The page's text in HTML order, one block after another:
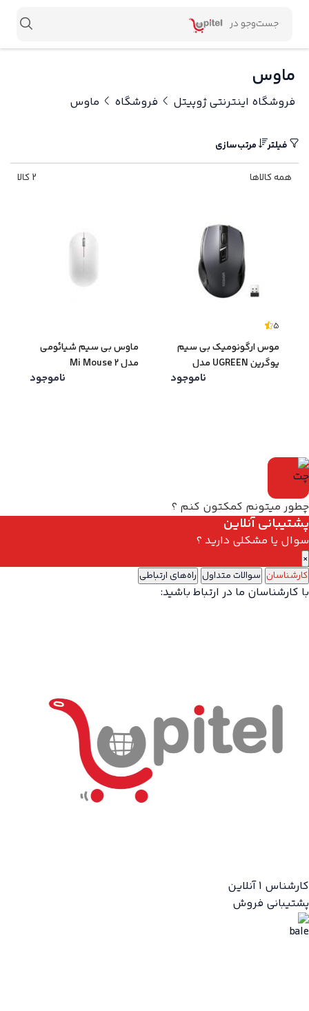
ماوس
فروشگاه اینترنتی ژوپیتل فروشگاه ماوس
فیلتر مرتب‌سازی
همه کالاها 2 کالا
5
موس ارگونومیک بی سیم
یوگرین UGREEN مدل
ناموجود
ماوس بی سیم شیائومی
مدل Mi Mouse 2
ناموجود
چطور میتونم کمکتون کنم ؟
پشتیبانی آنلاین
سوال یا مشکلی دارید ؟
×
کارشناسان سوالات متداول راه‌های ارتباطی
با کارشناسان ما در ارتباط باشید:
کارشناس 1 آنلاین
پشتیبانی فروش